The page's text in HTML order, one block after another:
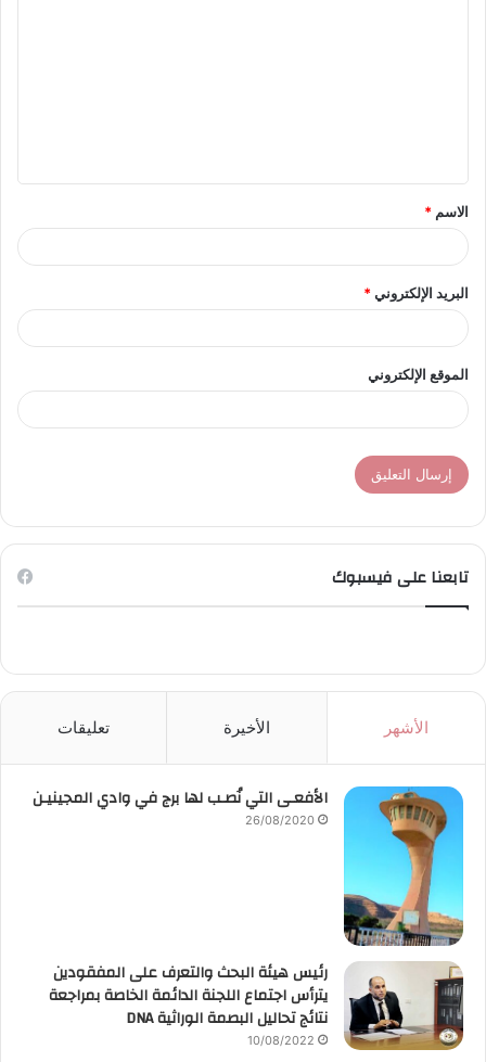
ق
*
الاسم *
البريد الإلكتروني*
الموقع الإلكتروني
تابعنا على فيسبوك
الأشهر الأخيرة تعليقات
الأفعـى التي نُصـب لها برج في وادي المجينيـن
26/08/2020
رئيس هيئة البحث والتعرف على المفقودين
يترأس اجتماع اللجنة الدائمة الخاصة بمراجعة
نتائج تحاليل البصمة الوراثية DNA
10/08/2022